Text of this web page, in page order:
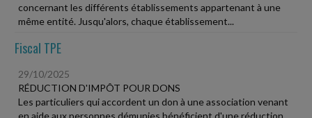
concernant les différents établissements appartenant à une
même entité. Jusqu'alors, chaque établissement...
Fiscal TPE
29/10/2025
RÉDUCTION D'IMPÔT POUR DONS
Les particuliers qui accordent un don à une association venant
en aide aux personnes démunies bénéficient d'une réduction